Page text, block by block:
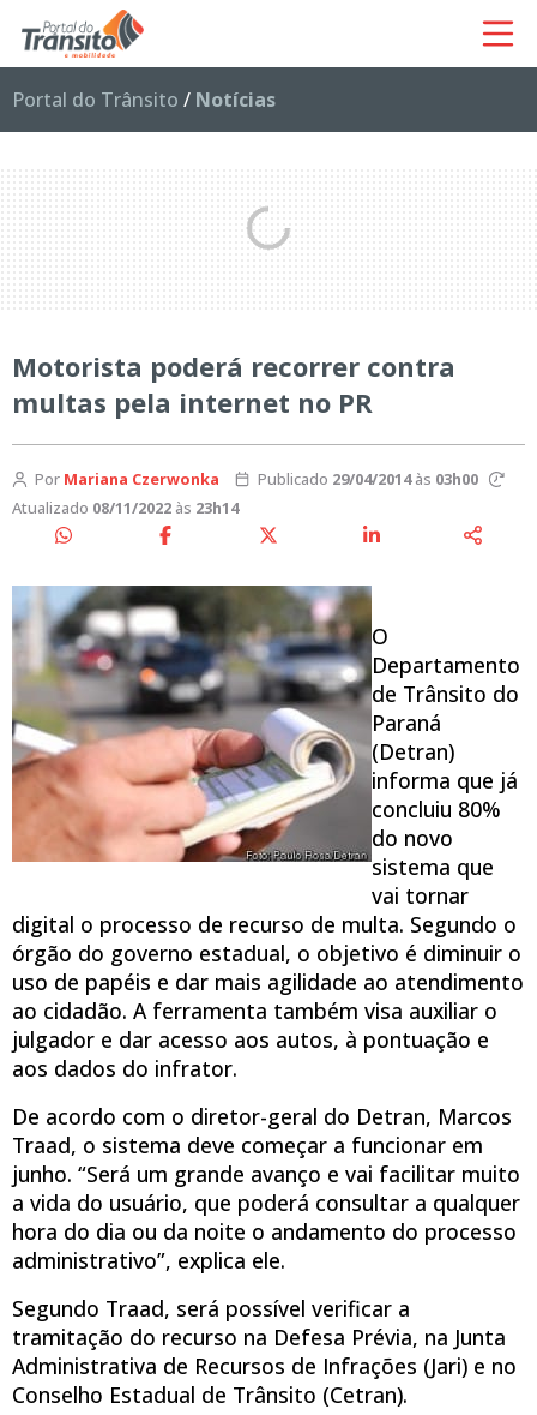
Portal do Trânsito / Notícias
Motorista poderá recorrer contra
multas pela internet no PR
Por Mariana Czerwonka Publicado 29/04/2014às 03h00
Atualizado 08/11/2022 às 23h14
O
Departamento
de Trânsito do
Paraná
(Detran)
informa que já
concluiu 80%
do novo
sistema que
vai tornar
digital o processo de recurso de multa. Segundo o
órgão do governo estadual, o objetivo é diminuir o
uso de papéis e dar mais agilidade ao atendimento
ao cidadão. A ferramenta também visa auxiliar o
julgador e dar acesso aos autos, à pontuação e
aos dados do infrator.
De acordo com o diretor-geral do Detran, Marcos
Traad, o sistema deve começar a funcionar em
junho. “Será um grande avanço e vai facilitar muito
a vida do usuário, que poderá consultar a qualquer
hora do dia ou da noite o andamento do processo
administrativo”, explica ele.
Segundo Traad, será possível verificar a
tramitação do recurso na Defesa Prévia, na Junta
Administrativa de Recursos de Infrações (Jari) e no
Conselho Estadual de Trânsito (Cetran).